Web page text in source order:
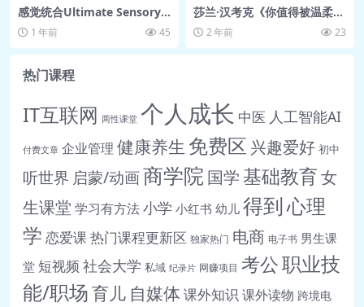
630）【英文】 .mp4
🎥 第10课：与人格障碍青少年工作【肯伯
🎥 第10课：与人格障碍青少年工作（周五
630）【中文】 .mp4
🎥 第10课：与人格障碍青少年工作（周五
630）【英文】 .mp4
🎥 第11讲：课程答疑（Q&A）【对话肯伯
🎥 第11讲：课程答疑（Q&A）【对话肯伯
格-英语原声】.mp4
资料
📄 【中文逐字稿】肯伯格第1讲：人格理
感觉统合Ultimate Sensory I
ntegration项目（理论+实
践）1 年前 45
莎兰·汉考克《你值得被温柔以
待》：疗愈受惊吓及羞耻感的
伤痛【5.20GB】
2 年前 23
热门课程
IT互联网 两性课堂 个人成长 中医 人工智能AI
付费文章 企业管理 健康养生 免费区 兴趣爱好 初中
听世界 启蒙/动画商学院国学 基础教育女
生课堂 学习有方法小学 小红书 幼儿 得到心理
学 恋爱课热门课程更新区 独家热门 电商 电子书 男生课
堂 短视频 社会大学 私域 纪录片 网赚项目 考公职业技
能/职场育儿 自媒体 课外知识 课外读物 跨境电